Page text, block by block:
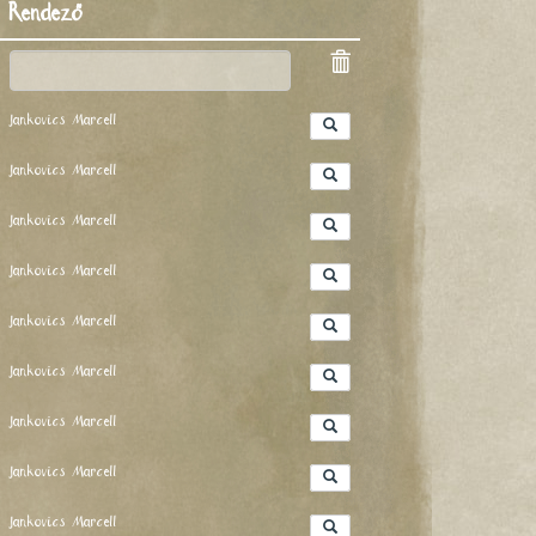
Rendező
Jankovics Marcell
Jankovics Marcell
Jankovics Marcell
Jankovics Marcell
Jankovics Marcell
Jankovics Marcell
Jankovics Marcell
Jankovics Marcell
Jankovics Marcell